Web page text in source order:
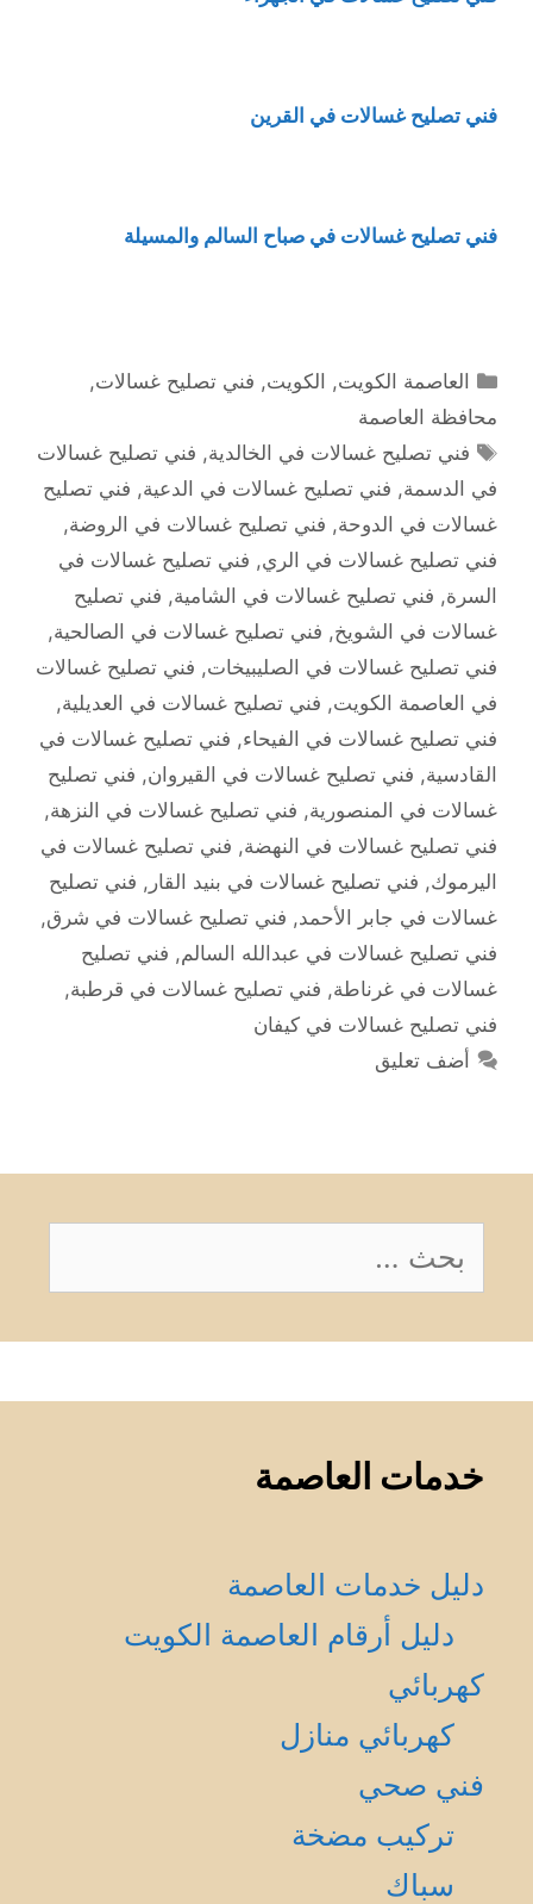
فني تصليح غسالات في القرين
فني تصليح غسالات في صباح السالم والمسيلة
التصنيفات
العاصمة الكويت, الكويت, فني تصليح غسالات,
محافظة العاصمة
الوسوم
فني تصليح غسالات في الخالدية, فني تصليح غسالات
في الدسمة, فني تصليح غسالات في الدعية, فني تصليح
غسالات في الدوحة, فني تصليح غسالات في الروضة,
فني تصليح غسالات في الري, فني تصليح غسالات في
السرة, فني تصليح غسالات في الشامية, فني تصليح
غسالات في الشويخ, فني تصليح غسالات في الصالحية,
فني تصليح غسالات في الصليبيخات, فني تصليح غسالات
في العاصمة الكويت, فني تصليح غسالات في العديلية,
فني تصليح غسالات في الفيحاء, فني تصليح غسالات في
القادسية, فني تصليح غسالات في القيروان, فني تصليح
غسالات في المنصورية, فني تصليح غسالات في النزهة,
فني تصليح غسالات في النهضة, فني تصليح غسالات في
اليرموك, فني تصليح غسالات في بنيد القار , فني تصليح
غسالات في جابر الأحمد, فني تصليح غسالات في شرق,
فني تصليح غسالات في عبدالله السالم, فني تصليح
غسالات في غرناطة, فني تصليح غسالات في قرطبة,
فني تصليح غسالات في كيفان
أضف تعليق
عن:
خدمات العاصمة
دليل خدمات العاصمة
دليل أرقام العاصمة الكويت
كهربائي
كهربائي منازل
فني صحي
تركيب مضخة
سباك